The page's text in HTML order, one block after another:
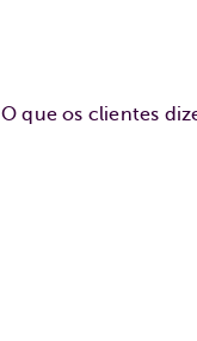
O que os clientes